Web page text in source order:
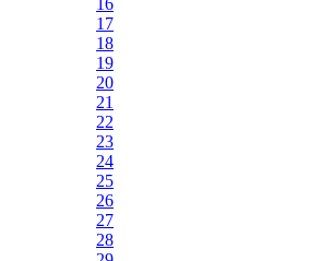
17
18
19
20
21
22
23
24
25
26
27
28